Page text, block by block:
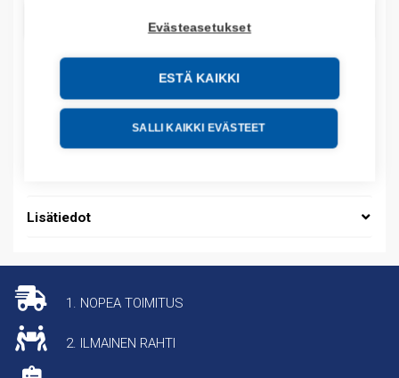
Evästeasetukset
ESTÄ KAIKKI
SALLI KAIKKI EVÄSTEET
LISÄÄ OSTOSKORIIN
Tuotekoodit
Tilauskoodi: 1719AENTR
Lisätiedot
1. NOPEA TOIMITUS
2. ILMAINEN RAHTI